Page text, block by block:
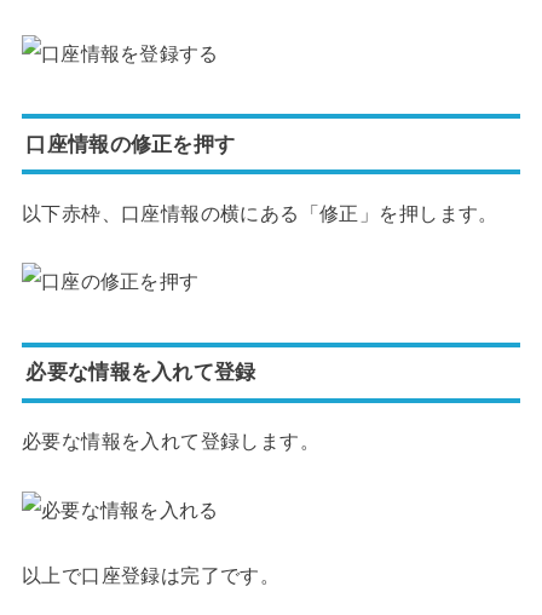
口座情報の修正を押す
以下赤枠、口座情報の横にある「修正」を押します。
必要な情報を入れて登録
必要な情報を入れて登録します。
以上で口座登録は完了です。